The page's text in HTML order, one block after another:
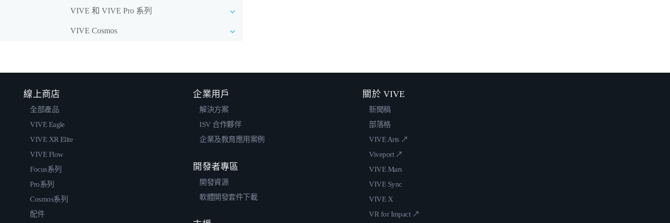
VIVE 和 VIVE Pro 系列
VIVE Cosmos
線上商店
全部產品
VIVE Eagle
VIVE XR Elite
VIVE Flow
Focus系列
Pro系列
Cosmos系列
配件
企業用戶
解決方案
ISV 合作夥伴
企業及教育應用案例
開發者專區
開發資源
軟體開發套件下載
關於 VIVE
新聞稿
部落格
VIVE Arts ↗
Viveport ↗
VIVE Mars
VIVE Sync
VIVE X
VR for Impact ↗